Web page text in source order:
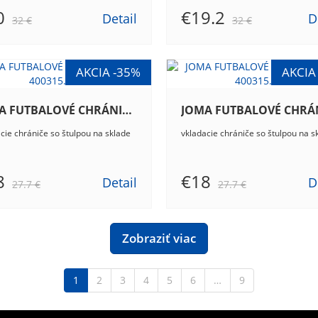
32 € Detail €19.2 32 €
JOMA FUTBALOVÉ CHRÁNIČE J-PRO 400315.106
chrániče so štulpou na sklade
27.7 € Detail
vkladacie chrániče so štulpou na
€18 27.7 €
Zobraziť viac
1 2 3 4 5 6 … 9